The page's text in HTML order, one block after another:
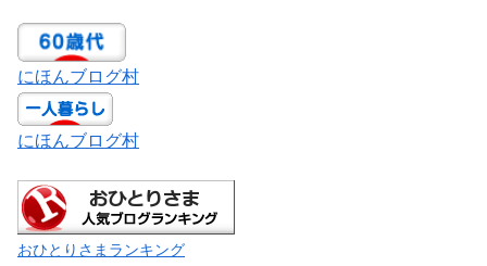
にほんブログ村
にほんブログ村
おひとりさまランキング